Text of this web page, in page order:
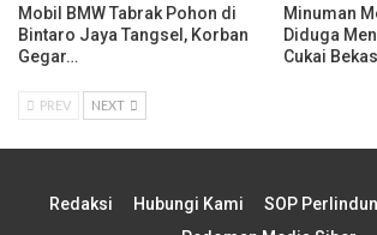
Mobil BMW Tabrak Pohon di
Bintaro Jaya Tangsel, Korban
Gegar…
Minuman
Diduga
Cukai Bekas
PREV NEXT
Redaksi Hubungi Kami
SOP